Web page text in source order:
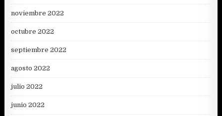
noviembre 2022
octubre 2022
septiembre 2022
agosto 2022
julio 2022
junio 2022